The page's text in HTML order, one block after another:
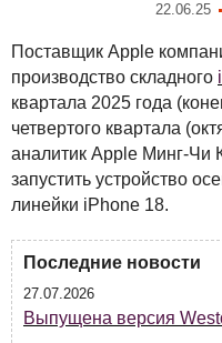
22.06.25
Поставщик Apple
производство складного
квартала 2025 года
четвертого квартала
аналитик Apple Минг-Чи
запустить устройство
линейки iPhone 18.
Последние новости
27.07.2026
Выпущена версия